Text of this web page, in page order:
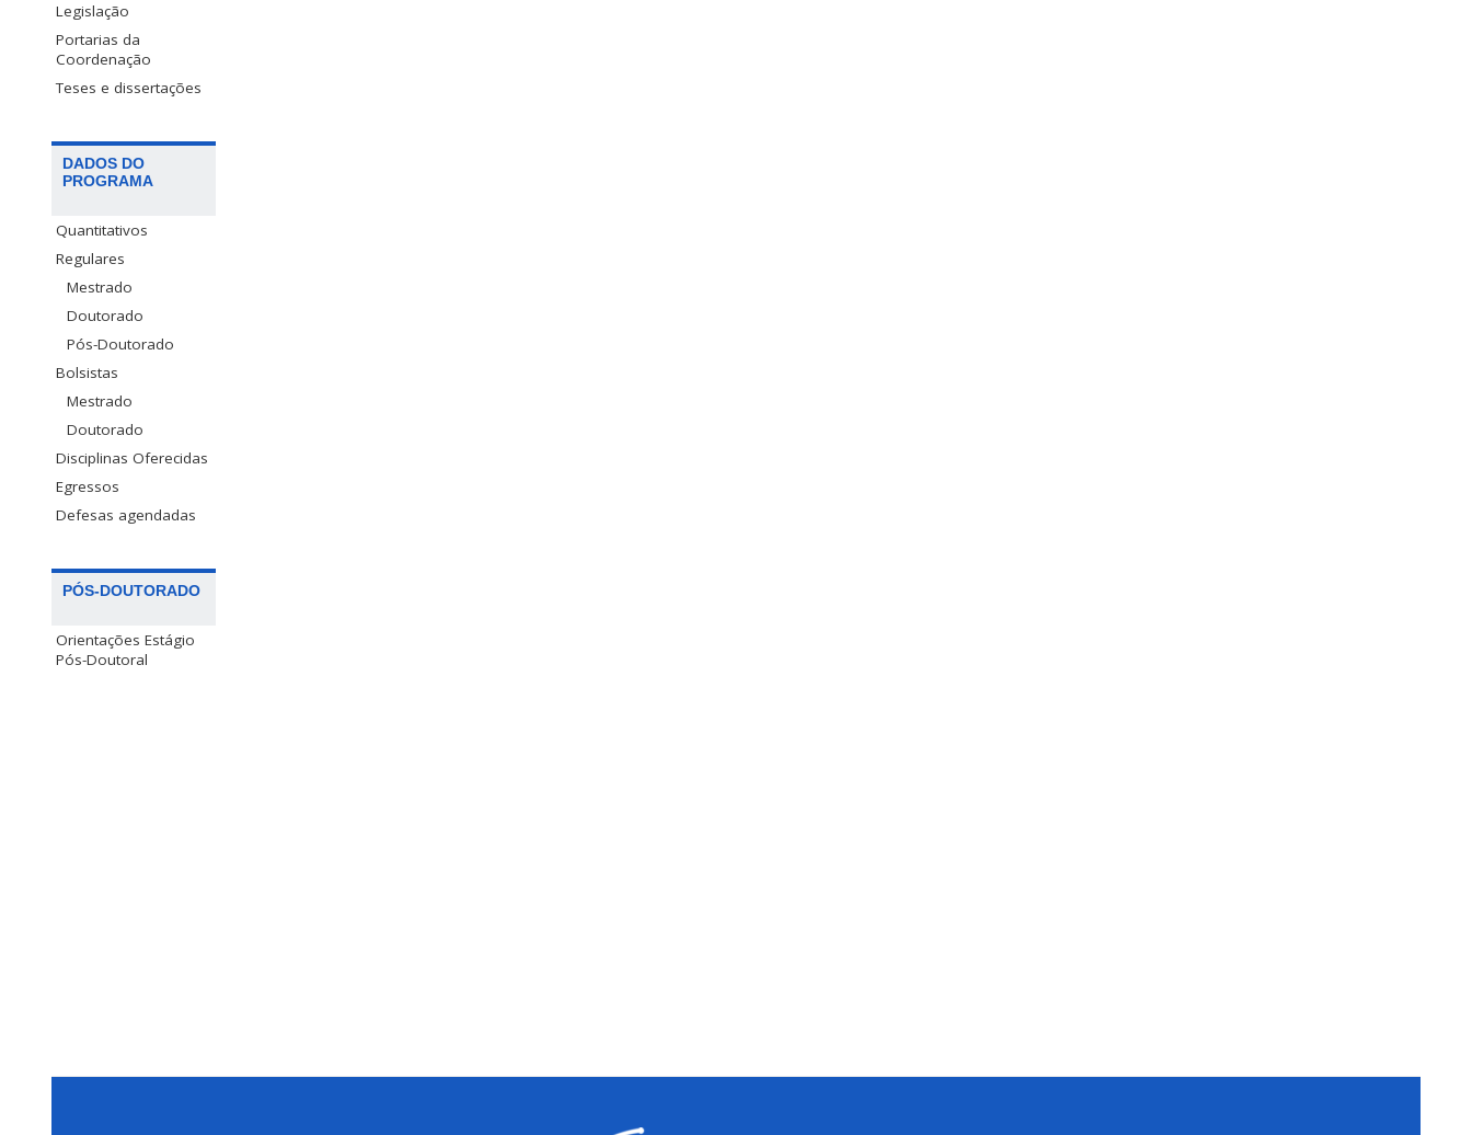
Legislação
Portarias da
Coordenação
Teses e dissertações
DADOS DO
PROGRAMA
Quantitativos
Regulares
Mestrado
Doutorado
Pós-Doutorado
Bolsistas
Mestrado
Doutorado
Disciplinas Oferecidas
Egressos
Defesas agendadas
PÓS-DOUTORADO
Orientações Estágio
Pós-Doutoral